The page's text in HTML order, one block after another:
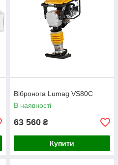
Вібронога Lumag VS80C
В наявності
63 560 ₴
Купити